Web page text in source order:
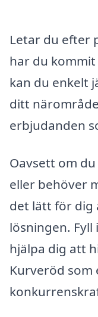
Letar du efter
har du
kan du enkelt
ditt
erbjudanden
Oavsett om
eller behöver
det lätt för dig
lösningen. Fyll
hjälpa dig att
Kurveröd